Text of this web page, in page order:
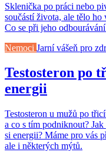
Sklenička po práci nebo
součástí života, ale tělo
Co se při jeho
Nemoci Jarní vášeň pro
Testosteron po
energii
Testosteron u mužů po
a co s tím podniknout?
si energii? Máme pro vás
ale i některých mýtů.